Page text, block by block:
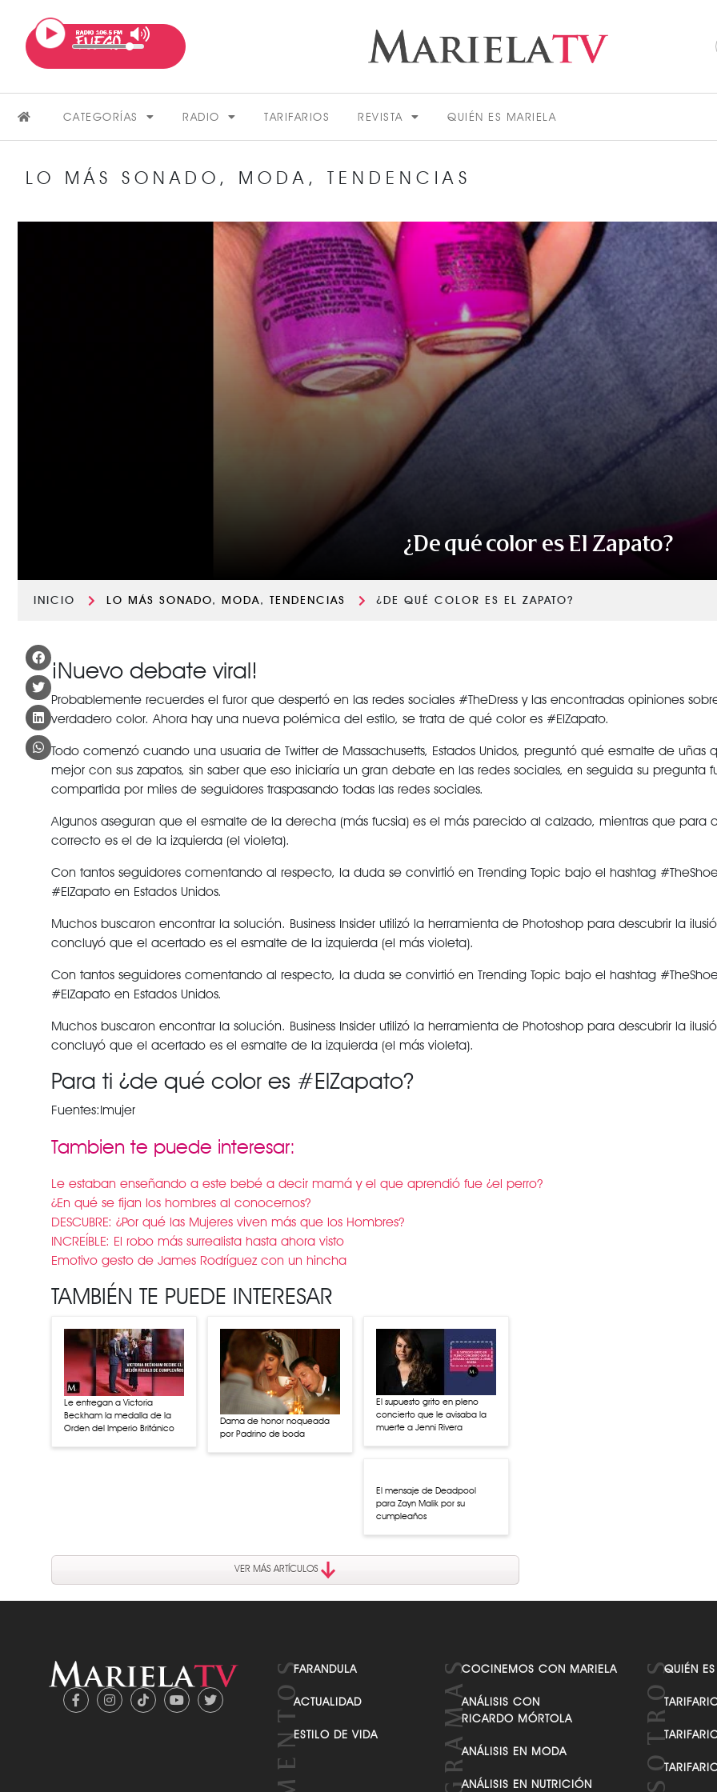
CATEGORÍAS RADIO TARIFARIOS REVISTA QUIÉN ES MARIELA
ACTUALIDAD
VER MÁS
VER TODAS LAS CATEGORÍAS
LO MÁS SONADO , MODA , TENDENCIAS
¿De qué color es El Zapato?
INICIO LO MÁS SONADO, MODA, TENDENCIAS ¿DE QUÉ COLOR ES EL ZAPATO?
¡Nuevo debate viral!
Probablemente recuerdes el furor que despertó en las redes sociales #TheDress y las encontradas opiniones
verdadero color. Ahora hay una nueva polémica del estilo, se trata de qué color es #ElZapato.
Todo comenzó cuando una usuaria de Twitter de Massachusetts, Estados Unidos, preguntó qué esmalte de uñas
mejor con sus zapatos, sin saber que eso iniciaría un gran debate en las redes sociales, en seguida su pregunta
compartida por miles de seguidores traspasando todas las redes sociales.
Algunos aseguran que el esmalte de la derecha (más fucsia) es el más parecido al calzado, mientras que para
correcto es el de la izquierda (el violeta).
Con tantos seguidores comentando al respecto, la duda se convirtió en Trending Topic bajo el hashtag
#ElZapato en Estados Unidos.
Muchos buscaron encontrar la solución. Business Insider utilizó la herramienta de Photoshop para descubrir la
concluyó que el acertado es el esmalte de la izquierda (el más violeta).
Con tantos seguidores comentando al respecto, la duda se convirtió en Trending Topic bajo el hashtag
#ElZapato en Estados Unidos.
Muchos buscaron encontrar la solución. Business Insider utilizó la herramienta de Photoshop para descubrir la
concluyó que el acertado es el esmalte de la izquierda (el más violeta).
Para ti ¿de qué color es #ElZapato?
Fuentes:Imujer
Tambien te puede interesar:
Le estaban enseñando a este bebé a decir mamá y el que aprendió fue ¿el perro?
¿En qué se fijan los hombres al conocernos?
DESCUBRE: ¿Por qué las Mujeres viven más que los Hombres?
INCREÍBLE: El robo más surrealista hasta ahora visto
Emotivo gesto de James Rodríguez con un hincha
TAMBIÉN TE PUEDE INTERESAR
Le entregan a Victoria
Beckham la medalla de la
Orden del Imperio Británico
Dama de honor noqueada
por Padrino de boda
El supuesto grito en pleno
concierto que le avisaba la
muerte a Jenni Rivera
El mensaje de Deadpool
VER MÁS ARTÍCULOS
FARANDULA
ACTUALIDAD
ESTILO DE VIDA
COCINEMOS CON MARIELA
ANÁLISIS CON
RICARDO MÓRTOLA
ANÁLISIS EN MODA
QUIÉN